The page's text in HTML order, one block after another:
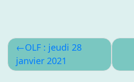
Navigation
de
OLF : jeudi 28
janvier 2021